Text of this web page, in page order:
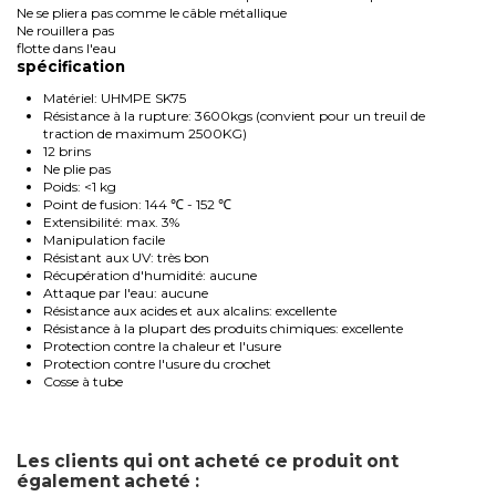
Ne se pliera pas comme le câble métallique
Ne rouillera pas
flotte dans l'eau
spécification
Matériel: UHMPE SK75
Résistance à la rupture: 3600kgs (convient pour un treuil de
traction de maximum 2500KG)
12 brins
Ne plie pas
Poids: <1 kg
Point de fusion: 144 ℃ - 152 ℃
Extensibilité: max. 3%
Manipulation facile
Résistant aux UV: très bon
Récupération d'humidité: aucune
Attaque par l'eau: aucune
Résistance aux acides et aux alcalins: excellente
Résistance à la plupart des produits chimiques: excellente
Protection contre la chaleur et l'usure
Protection contre l'usure du crochet
Cosse à tube
Les clients qui ont acheté ce produit ont
également acheté :